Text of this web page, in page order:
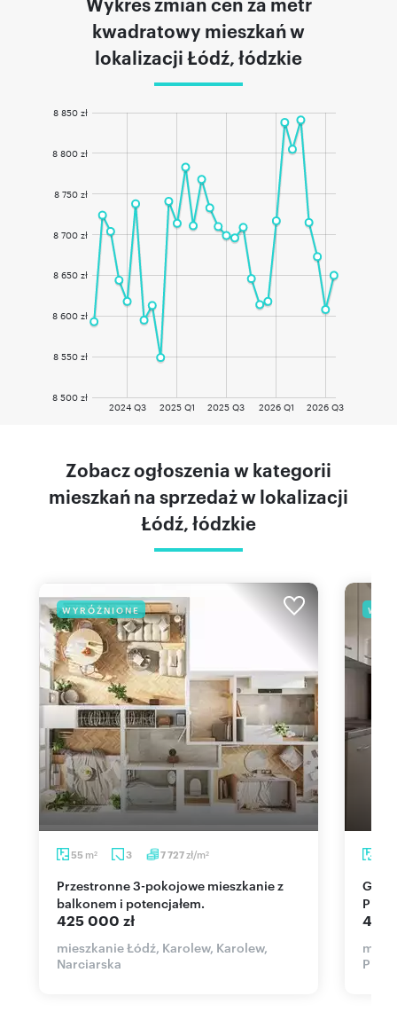
kwadratowy mieszkań w
lokalizacji Łódź, łódzkie
2024 Q3 2025 Q1 2025 Q3 2026 Q1 2026 Q3
8 500 zł
8 550 zł
8 600 zł
8 650 zł
8 700 zł
8 750 zł
8 800 zł
8 850 zł
Zobacz ogłoszenia w kategorii
mieszkań na sprzedaż w lokalizacji
Łódź, łódzkie
WYRÓŻNIONE
55 m2 3 7 727zł/m2
Przestronne 3-pokojowe mieszkanie z
balkonem i potencjałem.
425 000 zł
mieszkanie Łódź, Karolew, Karolew,
Narciarska
Gotowe do zamieszkania 3-pokojowe na
499